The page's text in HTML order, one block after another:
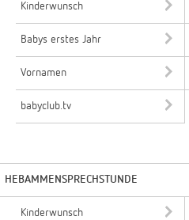
Kinderwunsch
Babys erstes Jahr
Vornamen
babyclub.tv
HEBAMMENSPRECHSTUNDE
Kinderwunsch